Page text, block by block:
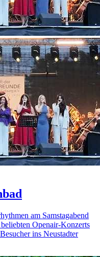
am Samstagabend
Openair-Konzerts
ins Neustadter